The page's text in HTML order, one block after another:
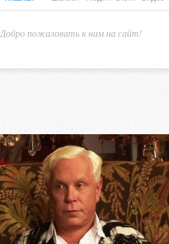
Добро пожаловать к нам на сайт!